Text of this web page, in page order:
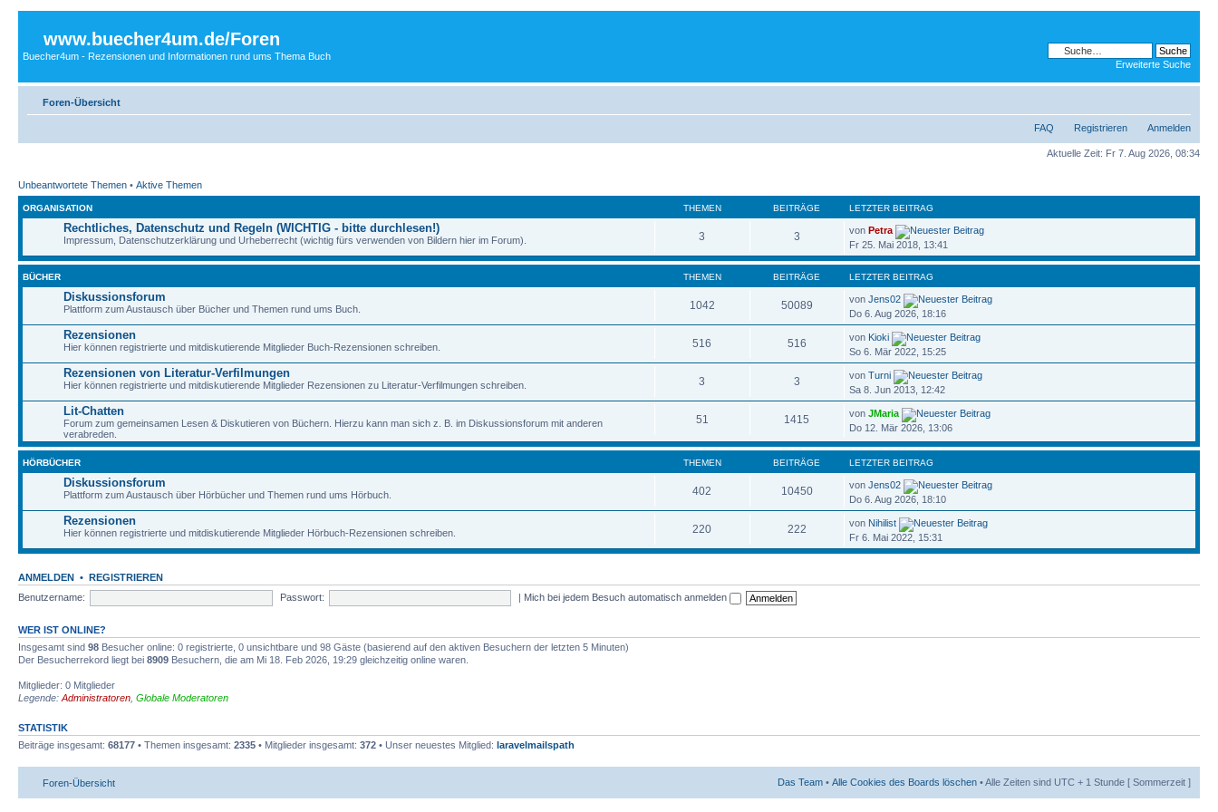
www.buecher4um.de/Foren
Buecher4um - Rezensionen und Informationen rund ums Thema Buch
Erweiterte Suche
Foren-Übersicht
FAQ Registrieren Anmelden
Aktuelle Zeit: Fr 7. Aug 2026, 08:34
Unbeantwortete Themen • Aktive Themen
ORGANISATION THEMEN BEITRÄGE LETZTER BEITRAG
Rechtliches, Datenschutz und Regeln (WICHTIG - bitte durchlesen!)
Impressum, Datenschutzerklärung und Urheberrecht (wichtig fürs verwenden von Bildern hier im Forum). 3 3 vonPetra
Fr 25. Mai 2018, 13:41
BÜCHER THEMEN BEITRÄGE LETZTER BEITRAG
Diskussionsforum
Plattform zum Austausch über Bücher und Themen rund ums Buch. 1042 50089 vonJens02
Do 6. Aug 2026, 18:16
Rezensionen
Hier können registrierte und mitdiskutierende Mitglieder Buch-Rezensionen schreiben. 516 516 von Kioki
So 6. Mär 2022, 15:25
Rezensionen von Literatur-Verfilmungen
Hier können registrierte und mitdiskutierende Mitglieder Rezensionen zu Literatur-Verfilmungen schreiben. 3 3 vonTurni
Sa 8. Jun 2013, 12:42
Lit-Chatten
Forum zum gemeinsamen Lesen & Diskutieren von Büchern. Hierzu kann man sich z. B. im Diskussionsforum mit anderen
verabreden.
51 1415 vonJMaria
Do 12. Mär 2026, 13:06
HÖRBÜCHER THEMEN BEITRÄGE LETZTER BEITRAG
Diskussionsforum
Plattform zum Austausch über Hörbücher und Themen rund ums Hörbuch. 402 10450 vonJens02
Do 6. Aug 2026, 18:10
Rezensionen
Hier können registrierte und mitdiskutierende Mitglieder Hörbuch-Rezensionen schreiben. 220 222 von Nihilist
Fr 6. Mai 2022, 15:31
ANMELDEN • REGISTRIEREN
Benutzername:
Passwort: | Mich bei jedem Besuch automatisch anmelden
WER IST ONLINE?
Insgesamt sind 98 Besucher online: 0 registrierte, 0 unsichtbare und 98 Gäste (basierend auf den aktiven Besuchern der letzten 5 Minuten)
Der Besucherrekord liegt bei 8909 Besuchern, die am Mi 18. Feb 2026, 19:29 gleichzeitig online waren.
Mitglieder: 0 Mitglieder
Legende: Administratoren Globale Moderatoren
STATISTIK
Beiträge insgesamt: 68177 • Themen insgesamt: 2335 • Mitglieder insgesamt: 372 • Unser neuestes Mitglied: laravelmailspath
Foren-Übersicht Das Team • Alle Cookies des Boards löschen • Alle Zeiten sind UTC + 1 Stunde [ Sommerzeit ]